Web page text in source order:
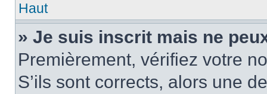
Haut
» Je suis inscrit mais ne
Premièrement, vérifiez votre
S’ils sont corrects, alors une